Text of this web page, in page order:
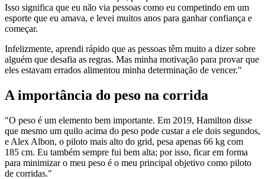
Isso significa que eu não via pessoas como eu competindo em um
esporte que eu amava, e levei muitos anos para ganhar confiança e
começar.
Infelizmente, aprendi rápido que as pessoas têm muito a dizer sobre
alguém que desafia as regras. Mas minha motivação para provar que
eles estavam errados alimentou minha determinação de vencer."
A importância do peso na corrida
"O peso é um elemento bem importante. Em 2019, Hamilton disse
que mesmo um quilo acima do peso pode custar a ele dois segundos,
e Alex Albon, o piloto mais alto do grid, pesa apenas 66 kg com
185 cm. Eu também sempre fui bem alta; por isso, ficar em forma
para minimizar o meu peso é o meu principal objetivo como piloto
de corridas."